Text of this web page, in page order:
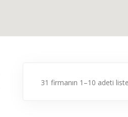
31 firmanın 1–10 adeti